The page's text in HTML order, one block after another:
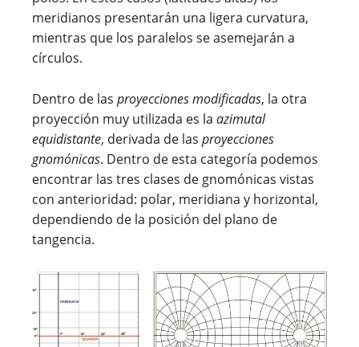
meridianos presentarán una ligera curvatura,
mientras que los paralelos se asemejarán a
círculos.
Dentro de las proyecciones modificadas, la otra
proyección muy utilizada es la azimutal
equidistante, derivada de las proyecciones
gnomónicas. Dentro de esta categoría podemos
encontrar las tres clases de gnomónicas vistas
con anterioridad: polar, meridiana y horizontal,
dependiendo de la posición del plano de
tangencia.